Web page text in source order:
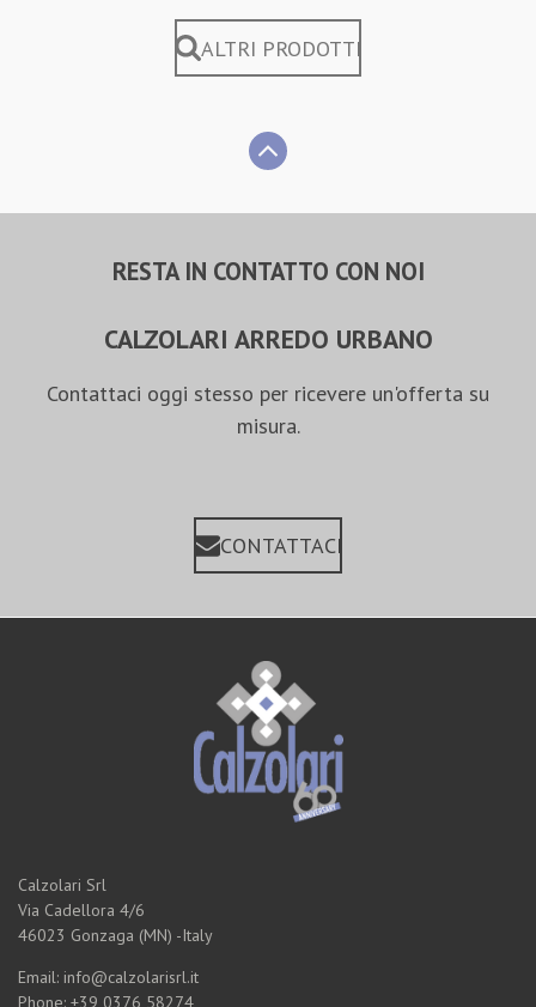
ALTRI PRODOTTI
RESTA IN CONTATTO CON NOI
CALZOLARI ARREDO URBANO
Contattaci oggi stesso per ricevere un'offerta su
misura.
CONTATTACI
Calzolari Srl
Via Cadellora 4/6
46023 Gonzaga (MN) -Italy
Email: info@calzolarisrl.it
Phone: +39 0376 58274